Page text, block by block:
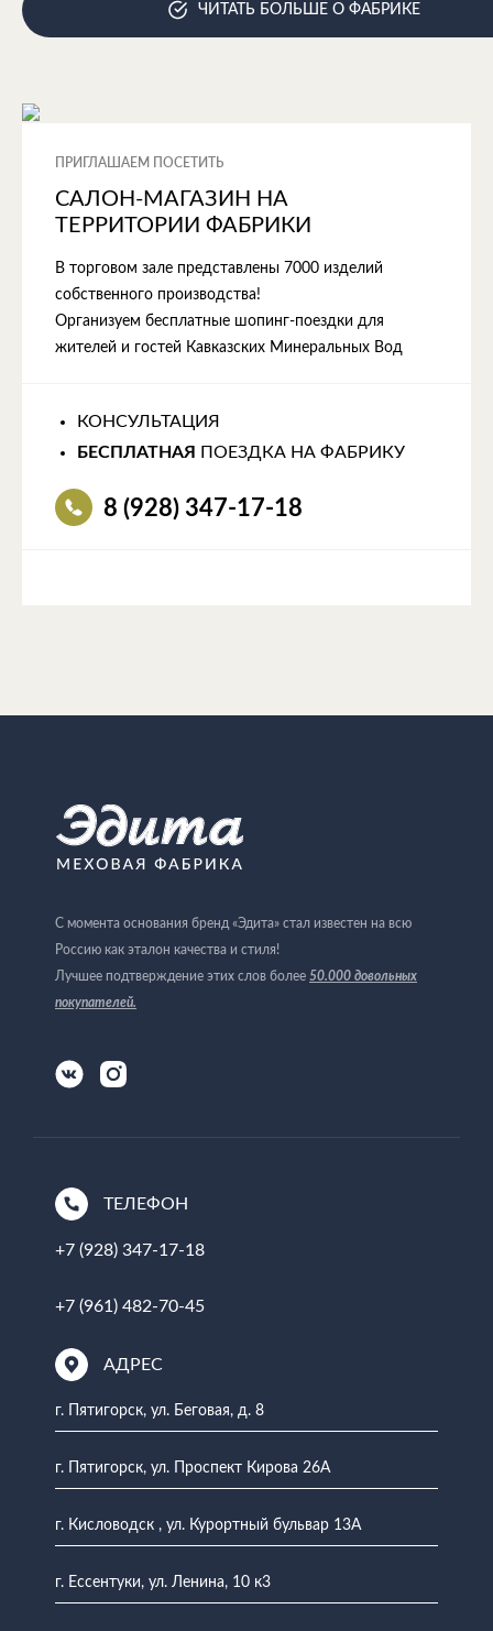
ЧИТАТЬ БОЛЬШЕ О ФАБРИКЕ
ПРИГЛАШАЕМ ПОСЕТИТЬ
САЛОН-МАГАЗИН НА
ТЕРРИТОРИИ ФАБРИКИ
В торговом зале представлены 7000 изделий
собственного производства!
Организуем бесплатные шопинг-поездки для
жителей и гостей Кавказских Минеральных Вод
КОНСУЛЬТАЦИЯ
БЕСПЛАТНАЯ
ПОЕЗДКА НА ФАБРИКУ
8 (928) 347-17-18
С момента основания бренд «Эдита» стал известен на всю
Россию как эталон качества и стиля!
Лучшее подтверждение этих слов более 50.000 довольных
покупателей.
ТЕЛЕФОН
+7 (928) 347-17-18
+7 (961) 482-70-45
АДРЕС
г. Пятигорск, ул. Беговая, д. 8
г. Пятигорск, ул. Проспект Кирова 26А
г. Кисловодск , ул. Курортный бульвар 13А
г. Ессентуки, ул. Ленина, 10 к3